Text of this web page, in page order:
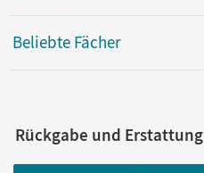
Beliebte Fächer
Rückgabe und Erstattung